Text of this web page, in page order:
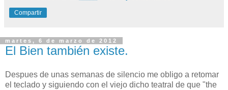
Compartir
martes, 6 de marzo de 2012
El Bien también existe.
Despues de unas semanas de silencio me obligo a retomar
el teclado y siguiendo con el viejo dicho teatral de que "the